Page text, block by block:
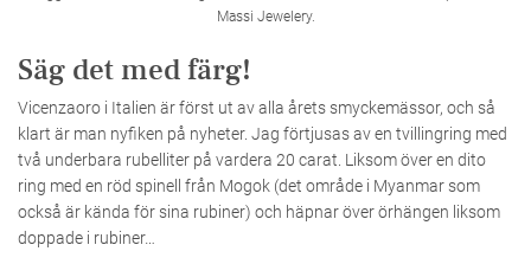
Massi Jewelery.
Säg det med färg!
Vicenzaoro i Italien är först ut av alla årets smyckemässor, och så
klart är man nyfiken på nyheter. Jag förtjusas av en tvillingring med
två underbara rubelliter på vardera 20 carat. Liksom över en dito
ring med en röd spinell från Mogok (det område i Myanmar som
också är kända för sina rubiner) och häpnar över örhängen liksom
doppade i rubiner…